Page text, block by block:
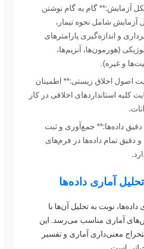
آزمایش:** گام به گام نوشتن
آزمایش شامل نحوه تیمار،
و اندازه‌گیری پارامترهای
(هورمون‌ها، آنزیم‌ها،
و غیره).
اصول اخلاق زیستی:** اطمینان
کلیه استانداردهای اخلاقی در کار
داده‌ها:** جمع‌آوری و ثبت
دقیق تمام داده‌ها در فرم‌های
نوبت به تحلیل آن‌ها با
آماری مناسب می‌رسد. این
معنی‌داری آماری و تفسیر